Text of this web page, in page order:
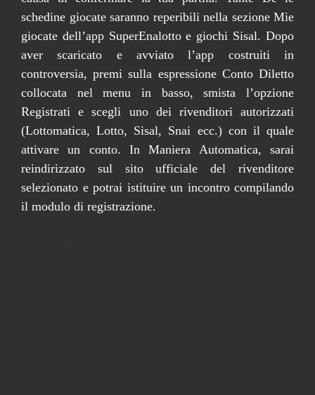
schedine giocate saranno reperibili nella sezione Mie
giocate dell’app SuperEnalotto e giochi Sisal. Dopo
aver scaricato e avviato l’app costruiti in
controversia, premi sulla espressione Conto Diletto
collocata nel menu in basso, smista l’opzione
Registrati e scegli uno dei rivenditori autorizzati
(Lottomatica, Lotto, Sisal, Snai ecc.) con il quale
attivare un conto. In Maniera Automatica, sarai
reindirizzato sul sito ufficiale del rivenditore
selezionato e potrai istituire un incontro compilando
il modulo di registrazione.